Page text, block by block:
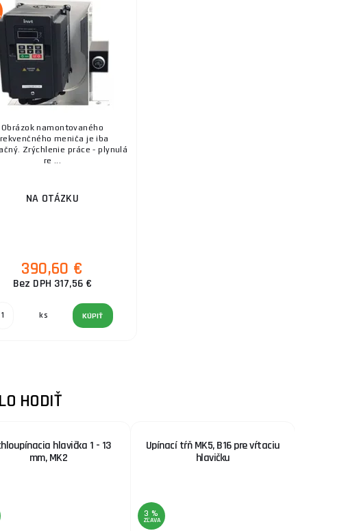
Obrázok namontovaného
meniča je iba
Zrýchlenie práce - plynulá
re ...
NA OTÁZKU
390,60 €
Bez DPH 317,56 €
ks KÚPIŤ
HODIŤ
hlavička 1 - 13
mm, MK2
Upínací tŕň MK5, B16 pre vŕtaciu
hlavičku
3 %
ZĽAVA